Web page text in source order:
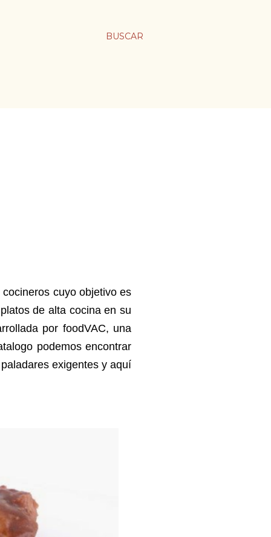
BUSCAR
cuyo objetivo es
de alta cocina en su
por foodVAC, una
podemos encontrar
exigentes y aquí